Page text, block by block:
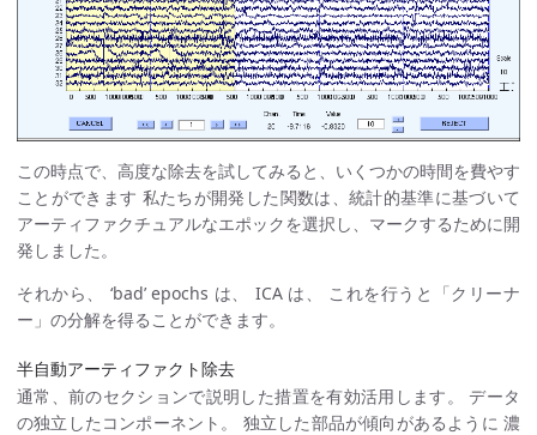
この時点で、高度な除去を試してみると、いくつかの時間を費やす
ことができます 私たちが開発した関数は、統計的基準に基づいて
アーティファクチュアルなエポックを選択し、マークするために開
発しました。
それから、 ‘bad’ epochs は、 ICA は、 これを行うと「クリーナ
ー」の分解を得ることができます。
半自動アーティファクト除去
通常、前のセクションで説明した措置を有効活用します。 データ
の独立したコンポーネント。 独立した部品が傾向があるように 濃